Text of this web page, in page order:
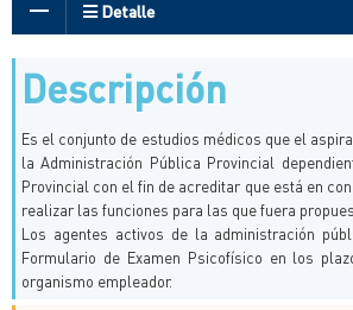
Detalle
Descripción
Es el conjunto de estudios médicos que el
la Administración Pública Provincial
Provincial con el fin de acreditar que está en
realizar las funciones para las que fuera
Los agentes activos de la administración
Formulario de Examen Psicofísico en los
organismo empleador.